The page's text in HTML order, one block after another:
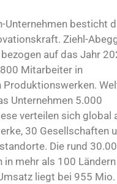
Unternehmen besticht
Ziehl-
auf das Jahr
Mitarbeiter in
Produktionswerken.
Unternehmen 5.000
verteilen sich global
30 Gesellschaften
Die rund
in mehr als 100 Ländern
liegt bei 955 Mio.